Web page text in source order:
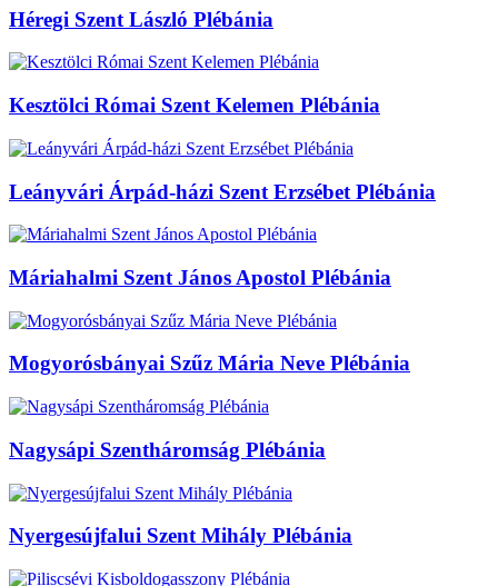
Héregi Szent László Plébánia
Kesztölci Római Szent Kelemen Plébánia
Leányvári Árpád-házi Szent Erzsébet Plébánia
Máriahalmi Szent János Apostol Plébánia
Mogyorósbányai Szűz Mária Neve Plébánia
Nagysápi Szentháromság Plébánia
Nyergesújfalui Szent Mihály Plébánia